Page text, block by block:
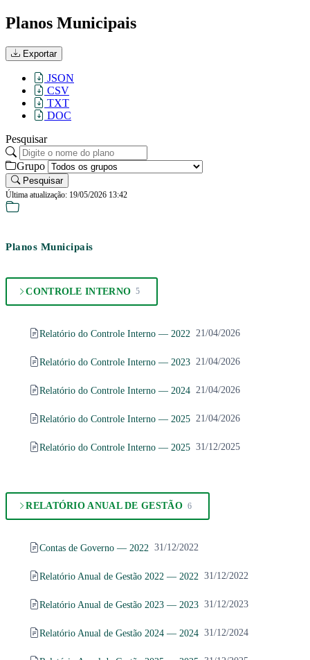
Planos Municipais
Exportar
JSON
CSV
TXT
DOC
Pesquisar
Grupo
Pesquisar
Última atualização: 19/05/2026 13:42
Planos Municipais
CONTROLE INTERNO 5
Relatório do Controle Interno — 2022 21/04/2026
Relatório do Controle Interno — 2023 21/04/2026
Relatório do Controle Interno — 2024 21/04/2026
Relatório do Controle Interno — 2025 21/04/2026
Relatório do Controle Interno — 2025 31/12/2025
RELATÓRIO ANUAL DE GESTÃO 6
Contas de Governo — 2022 31/12/2022
Relatório Anual de Gestão 2022 — 2022 31/12/2022
Relatório Anual de Gestão 2023 — 2023 31/12/2023
Relatório Anual de Gestão 2024 — 2024 31/12/2024